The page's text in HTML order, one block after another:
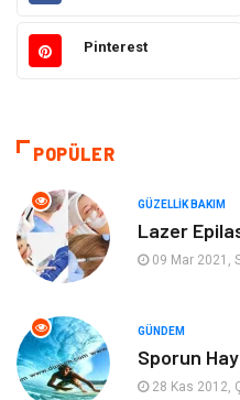
Otomotiv
Makine
Gıda
Keyif Hobi
Anne Çocuk
Organizasyon
Pinterest
POPÜLER
GÜZELLIK BAKIM
Lazer
09 Mar 2021,
GÜNDEM
Sporun
28 Kas 2012,